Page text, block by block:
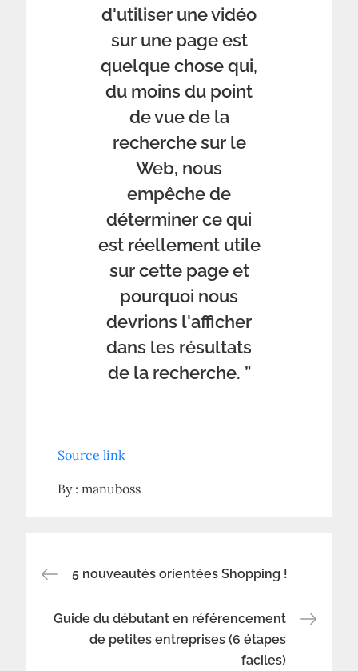
d'utiliser une vidéo
sur une page est
quelque chose qui,
du moins du point
de vue de la
recherche sur le
Web, nous
empêche de
déterminer ce qui
est réellement utile
sur cette page et
pourquoi nous
devrions l'afficher
dans les résultats
de la recherche. ”
Source link
By :manuboss
Navigation
de
5 nouveautés orientées Shopping !
Guide du débutant en référencement
de petites entreprises (6 étapes
faciles)